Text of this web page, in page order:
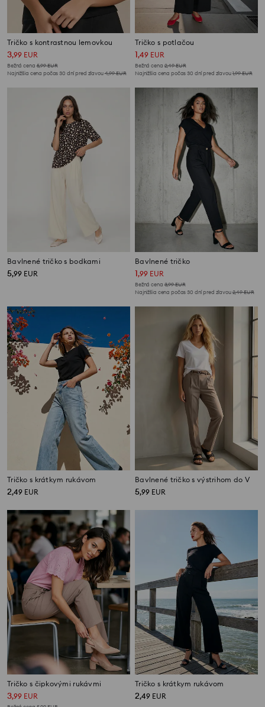
Tričko s kontrastnou lemovkou
3,99 EUR
Bežná cena 5,99EUR
Najnižšia cena počas 30 dní pred zľavou4,99EUR
Tričko s potlačou
1,49 EUR
Bežná cena 2,49EUR
Najnižšia cena počas 30 dní pred zľavou1,99EUR
Bavlnené tričko s bodkami
5,99 EUR
Bavlnené tričko
1,99 EUR
Bežná cena 3,99EUR
Najnižšia cena počas 30 dní pred zľavou2,49EUR
Tričko s krátkym rukávom
2,49 EUR
Bavlnené tričko s výstrihom do V
5,99 EUR
Tričko s čipkovými rukávmi
3,99 EUR
Tričko s krátkym rukávom
2,49 EUR